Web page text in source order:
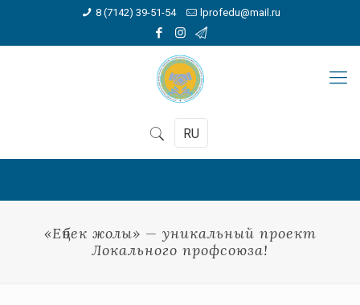
8 (7142) 39-51-54 lprofedu@mail.ru
RU
«Еңбек жолы» — уникальный проект
Локального профсоюза!